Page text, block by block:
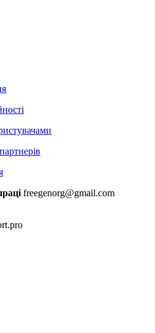
freegenorg@gmail.com